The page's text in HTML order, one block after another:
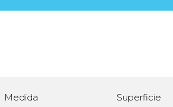
Medida Superficie